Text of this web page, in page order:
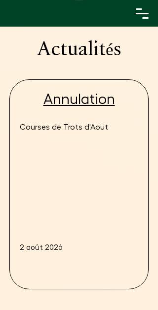
Actualités
Annulation
Courses de Trots d'Aout
2 août 2026